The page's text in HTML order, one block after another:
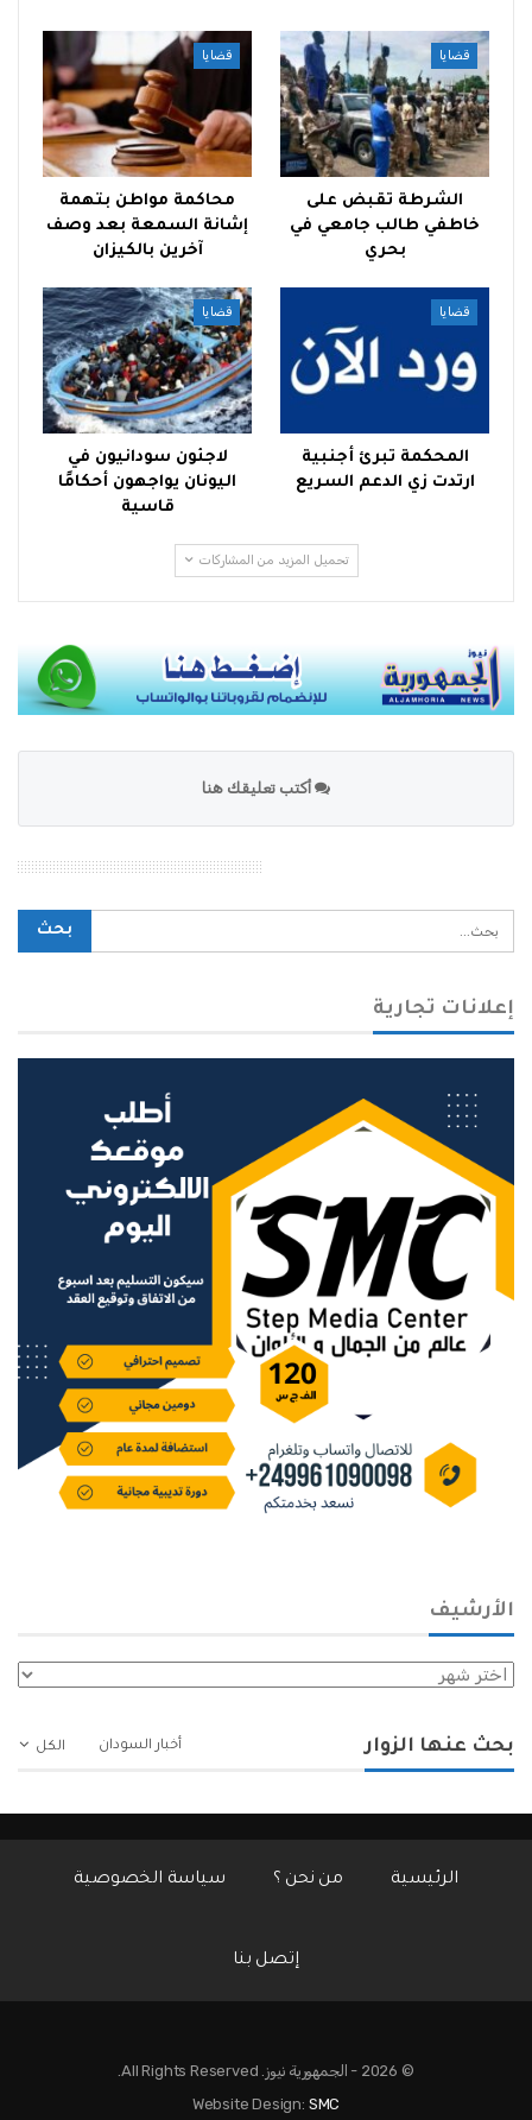
قضايا
الشرطة تقبض على
خاطفي طالب جامعي في
بحري
قضايا
محاكمة مواطن بتهمة
إشانة السمعة بعد وصف
آخرين بالكيزان
قضايا
المحكمة تبرئ أجنبية
ارتدت زي الدعم السريع
قضايا
لاجئون سودانيون في
اليونان يواجهون أحكامًا
قاسية
تحميل المزيد من المشاركات
أكتب تعليقك هنا
إعلانات تجارية
الأرشيف
الأرشيف
الكل بحث عنها الزوار أخبار السودان
الرئيسية من نحن ؟ سياسة الخصوصية
إتصل بنا
© 2026 - الجمهورية نيوز. All Rights Reserved.
Website Design: SMC